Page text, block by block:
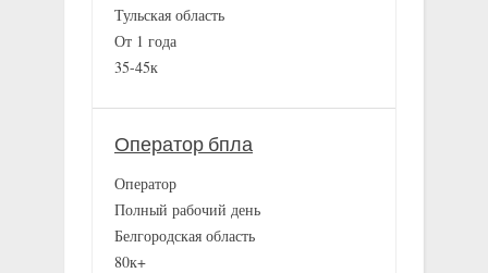
Тульская область
От 1 года
35-45к
Оператор бпла
Оператор
Полный рабочий день
Белгородская область
80к+